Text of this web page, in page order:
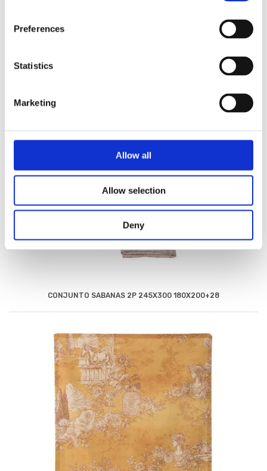
Preferences
Statistics
Marketing
Allow all
Allow selection
Deny
CONJUNTO SABANAS 2P 245X300 180X200+28